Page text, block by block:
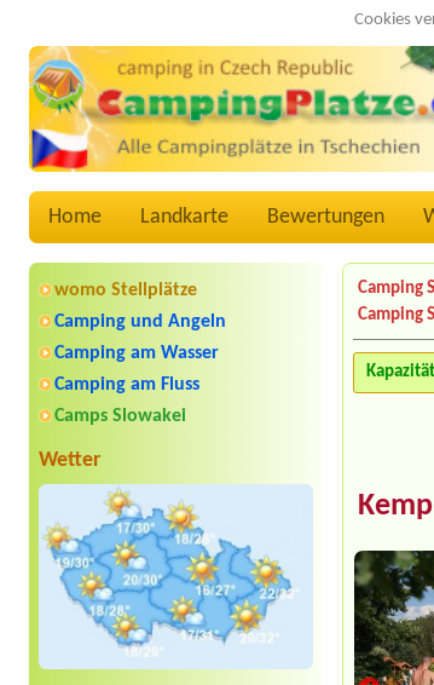
Cookies
Home Landkarte Bewertungen
womo Stellplätze
Camping und Angeln
Camping am Wasser
Camping am Fluss
Camps Slowakei
Wetter
Camping
Camping